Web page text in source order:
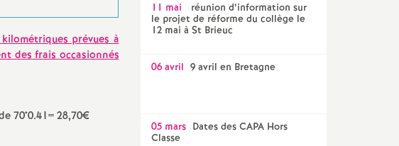
prévues à
des frais occasionnés
70*0.41= 28,70€
11 mai
réunion d’information sur
le projet de réforme du collège le
12 mai à St Brieuc
06 avril 9 avril en Bretagne
05 mars Dates des CAPA Hors
Classe